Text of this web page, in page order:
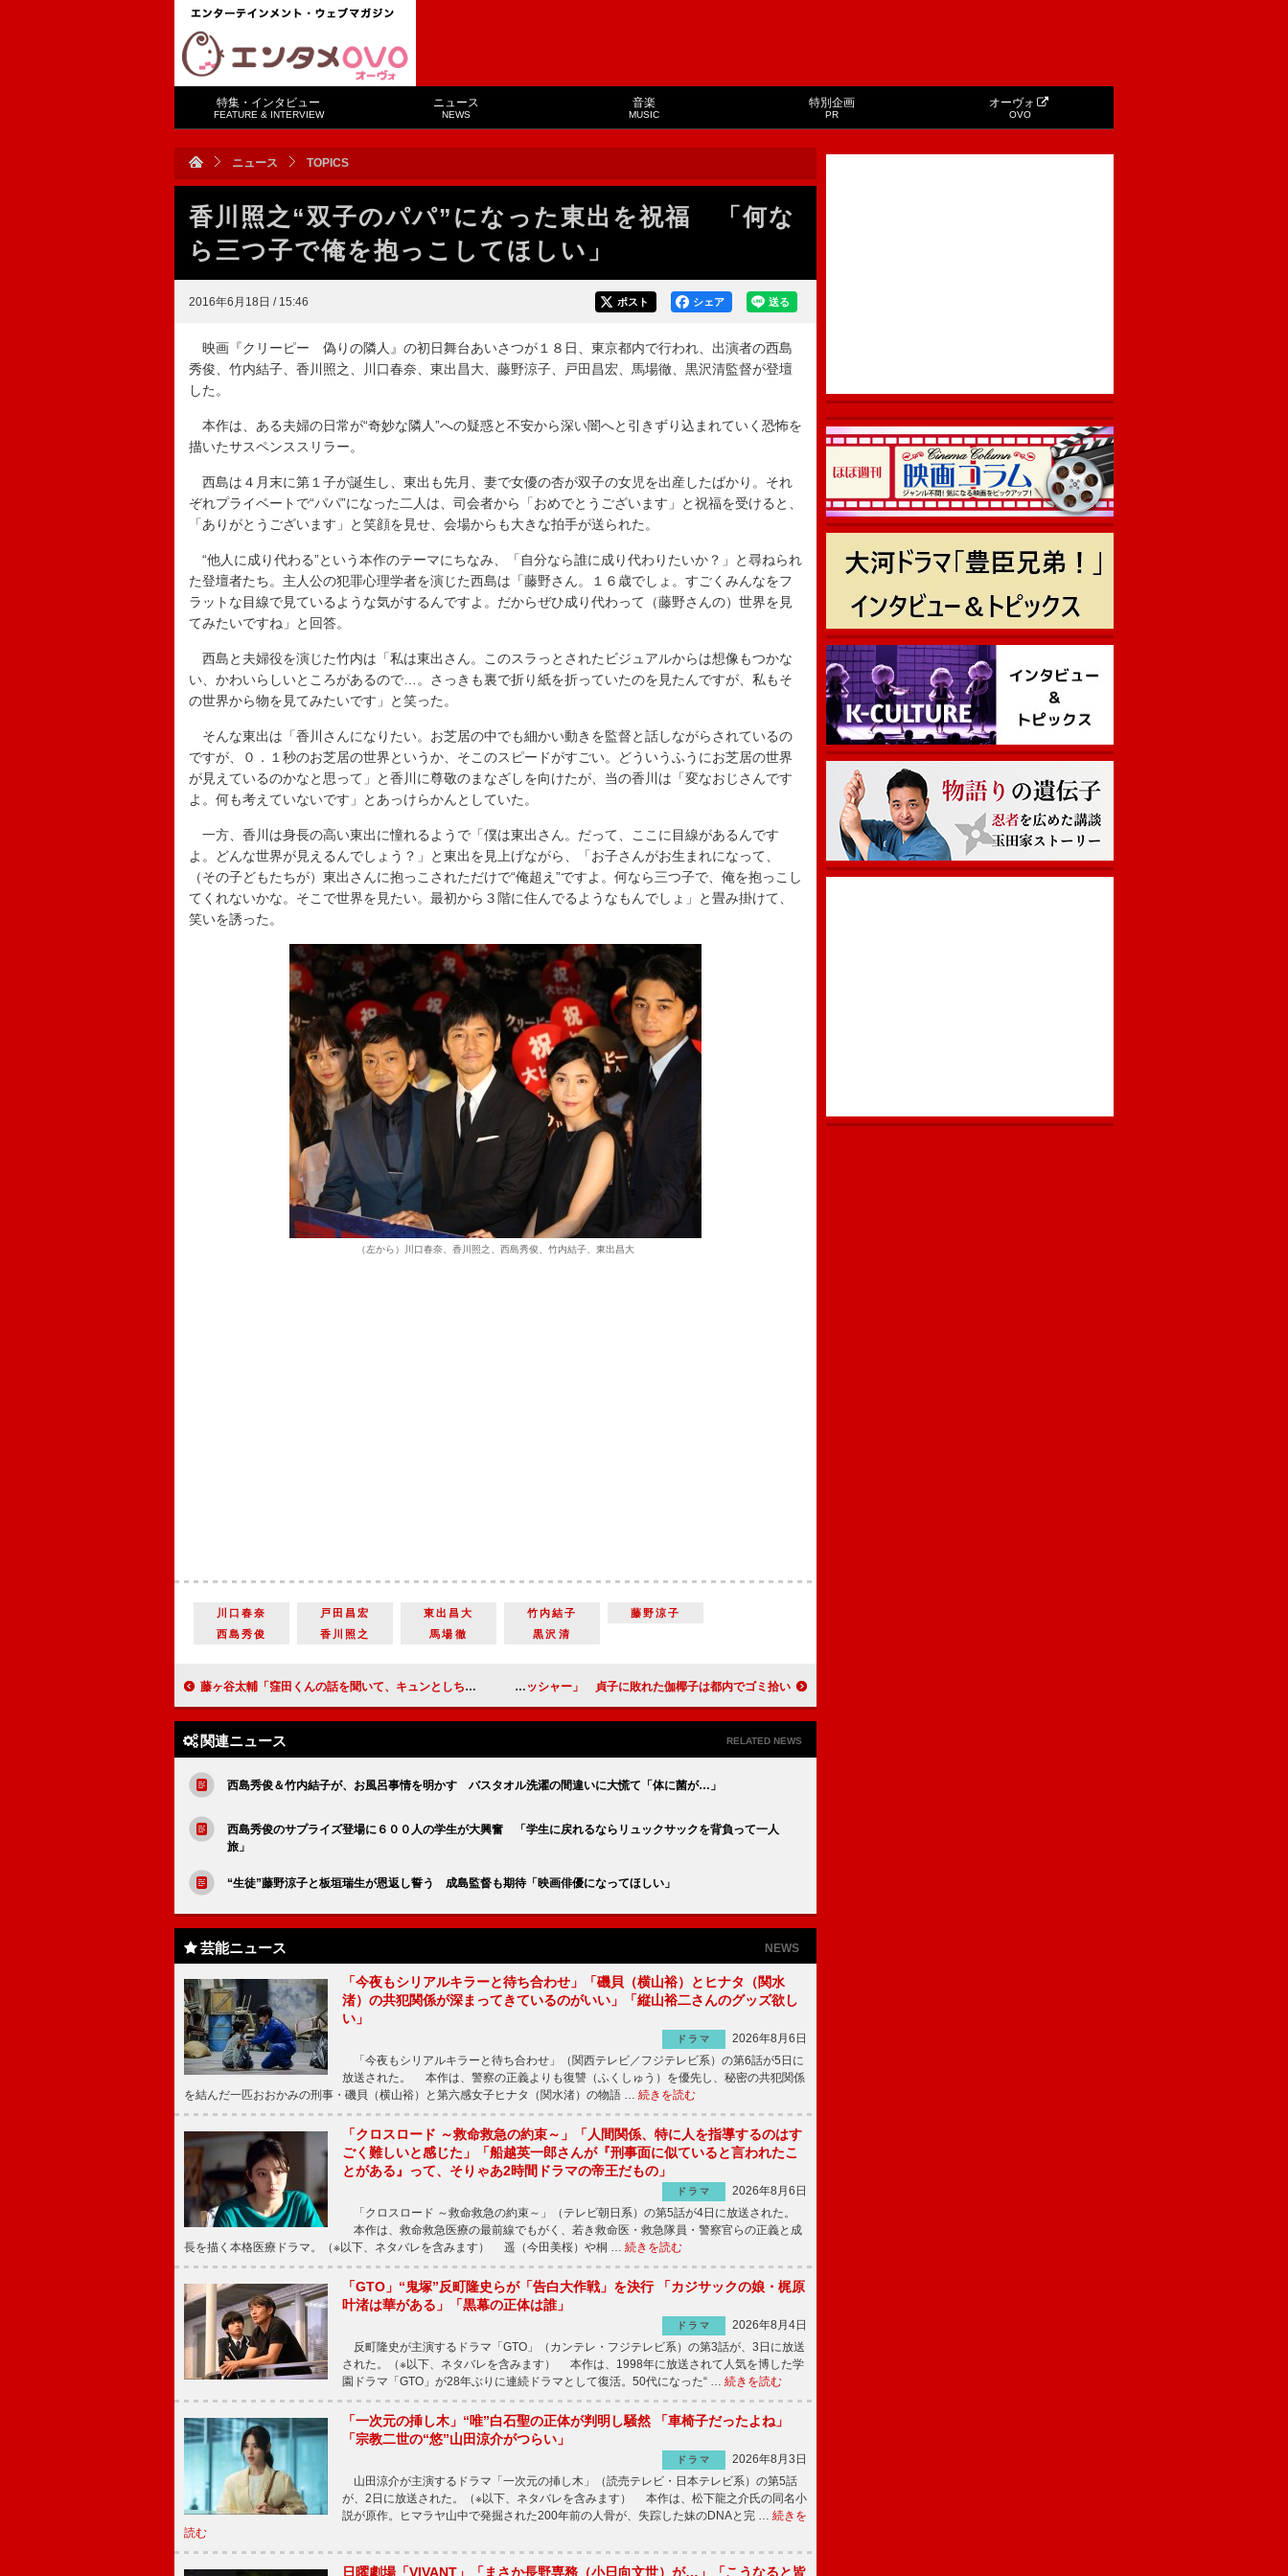
特集・インタビュー
FEATURE & INTERVIEW
ニュース
NEWS
音楽
MUSIC
特別企画
PR
オーヴォ
OVO
ニュース TOPICS
香川照之“双子のパパ”になった東出を祝福 「何な
ら三つ子で俺を抱っこしてほしい」
2016年6月18日 / 15:46 送る
シェア
ポスト
映画『クリーピー 偽りの隣人』の初日舞台あいさつが１８日、東京都内で行われ、出演者の西島
秀俊、竹内結子、香川照之、川口春奈、東出昌大、藤野涼子、戸田昌宏、馬場徹、黒沢清監督が登壇
した。
本作は、ある夫婦の日常が“奇妙な隣人”への疑惑と不安から深い闇へと引きずり込まれていく恐怖を
描いたサスペンススリラー。
西島は４月末に第１子が誕生し、東出も先月、妻で女優の杏が双子の女児を出産したばかり。それ
ぞれプライベートで“パパ”になった二人は、司会者から「おめでとうございます」と祝福を受けると、
「ありがとうございます」と笑顔を見せ、会場からも大きな拍手が送られた。
“他人に成り代わる”という本作のテーマにちなみ、「自分なら誰に成り代わりたいか？」と尋ねられ
た登壇者たち。主人公の犯罪心理学者を演じた西島は「藤野さん。１６歳でしょ。すごくみんなをフ
ラットな目線で見ているような気がするんですよ。だからぜひ成り代わって（藤野さんの）世界を見
てみたいですね」と回答。
西島と夫婦役を演じた竹内は「私は東出さん。このスラっとされたビジュアルからは想像もつかな
い、かわいらしいところがあるので…。さっきも裏で折り紙を折っていたのを見たんですが、私もそ
の世界から物を見てみたいです」と笑った。
そんな東出は「香川さんになりたい。お芝居の中でも細かい動きを監督と話しながらされているの
ですが、０．１秒のお芝居の世界というか、そこのスピードがすごい。どういうふうにお芝居の世界
が見えているのかなと思って」と香川に尊敬のまなざしを向けたが、当の香川は「変なおじさんです
よ。何も考えていないです」とあっけらかんとしていた。
一方、香川は身長の高い東出に憧れるようで「僕は東出さん。だって、ここに目線があるんです
よ。どんな世界が見えるんでしょう？」と東出を見上げながら、「お子さんがお生まれになって、
（その子どもたちが）東出さんに抱っこされただけで“俺超え”ですよ。何なら三つ子で、俺を抱っこし
てくれないかな。そこで世界を見たい。最初から３階に住んでるようなもんでしょ」と畳み掛けて、
笑いを誘った。
（左から）川口春奈、香川照之、西島秀俊、竹内結子、東出昌大
川口春奈 戸田昌宏 東出昌大 竹内結子
藤野涼子
西島秀俊
香川照之 馬場徹 黒沢清
藤ヶ谷太輔「窪田くんの話を聞いて、キュンとしちゃった」 窪田正孝「僕は藤ヶ谷くんの鼻筋が好き」 山本美月“芯の強い役”に「プレッシャー」 貞子に敗れた伽椰子は都内でゴミ拾い
関連ニュース RELATED NEWS
西島秀俊＆竹内結子が、お風呂事情を明かす バスタオル洗濯の間違いに大慌て「体に菌が…」
西島秀俊のサプライズ登場に６００人の学生が大興奮 「学生に戻れるならリュックサックを背負って一人
旅」
“生徒”藤野涼子と板垣瑞生が恩返し誓う 成島監督も期待「映画俳優になってほしい」
芸能ニュース NEWS
「今夜もシリアルキラーと待ち合わせ」「磯貝（横山裕）とヒナタ（関水
渚）の共犯関係が深まってきているのがいい」「縦山裕二さんのグッズ欲し
い」
ドラマ
2026年8月6日
「今夜もシリアルキラーと待ち合わせ」（関西テレビ／フジテレビ系）の第6話が5日に
放送された。 本作は、警察の正義よりも復讐（ふくしゅう）を優先し、秘密の共犯関係
を結んだ一匹おおかみの刑事・磯貝（横山裕）と第六感女子ヒナタ（関水渚）の物語 … 続きを読む
「クロスロード ～救命救急の約束～」「人間関係、特に人を指導するのはす
ごく難しいと感じた」「船越英一郎さんが『刑事面に似ていると言われたこ
とがある』って、そりゃあ2時間ドラマの帝王だもの」
ドラマ
2026年8月6日
「クロスロード ～救命救急の約束～」（テレビ朝日系）の第5話が4日に放送された。
本作は、救命救急医療の最前線でもがく、若き救命医・救急隊員・警察官らの正義と成
長を描く本格医療ドラマ。（※以下、ネタバレを含みます） 遥（今田美桜）や桐 … 続きを読む
「GTO」“鬼塚”反町隆史らが「告白大作戦」を決行 「カジサックの娘・梶原
叶渚は華がある」「黒幕の正体は誰」
ドラマ
2026年8月4日
反町隆史が主演するドラマ「GTO」（カンテレ・フジテレビ系）の第3話が、3日に放送
された。（※以下、ネタバレを含みます） 本作は、1998年に放送されて人気を博した学
園ドラマ「GTO」が28年ぶりに連続ドラマとして復活。50代になった“ … 続きを読む
「一次元の挿し木」“唯”白石聖の正体が判明し騒然 「車椅子だったよね」
「宗教二世の“悠”山田涼介がつらい」
ドラマ
2026年8月3日
山田涼介が主演するドラマ「一次元の挿し木」（読売テレビ・日本テレビ系）の第5話
が、2日に放送された。（※以下、ネタバレを含みます） 本作は、松下龍之介氏の同名小
説が原作。ヒマラヤ山中で発掘された200年前の人骨が、失踪した妹のDNAと完 … 続きを
読む
日曜劇場「VIVANT」「まさか長野専務（小日向文世）が…」「こうなると皆